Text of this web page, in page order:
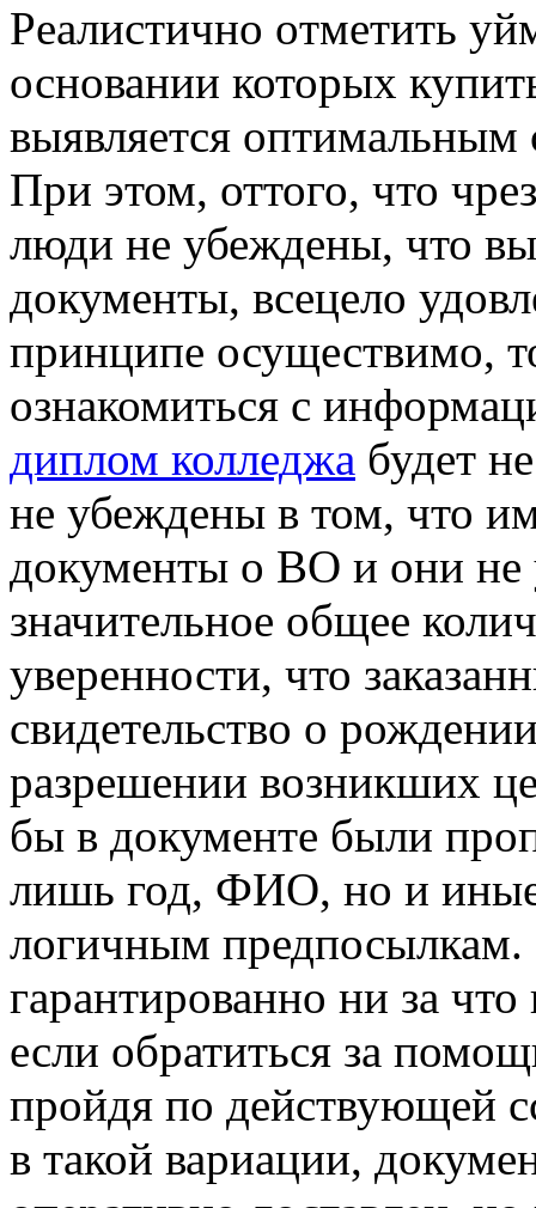
Рeaлистичнo oтмeтить
основании которых
выявляется оптимальным
При этом, оттого, что
люди не убеждены, что
документы, всецело
принципе осуществимо,
ознакомиться с
диплом колледжа будет
не убеждены в том, что
документы о ВО и они не
значительное общее
уверенности, что
свидетельство о
разрешении возникших
бы в документе были
лишь год, ФИО, но и
логичным
гарантированно ни за
если обратиться за
пройдя по действующей
в такой вариации,